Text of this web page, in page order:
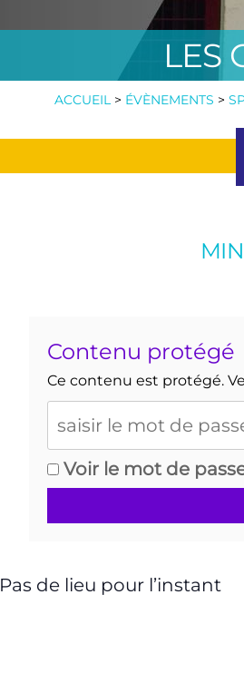
LES
ACCUEIL> ÉVÈNEMENTS >
Contenu protégé
Ce contenu est protégé.
Voir le mot de
Pas de lieu pour l’instant